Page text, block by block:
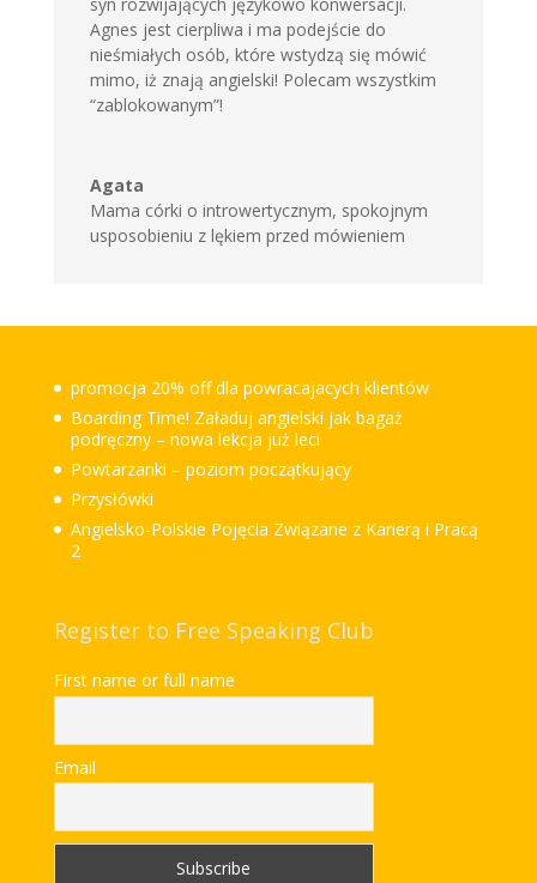
Agnes jest cierpliwa i ma podejście do
nieśmiałych osób, które wstydzą się mówić
mimo, iż znają angielski! Polecam wszystkim
“zablokowanym”!
Agata
Mama córki o introwertycznym, spokojnym
usposobieniu z lękiem przed mówieniem
promocja 20% off dla powracajacych klientów
Boarding Time! Załaduj angielski jak bagaż
podręczny – nowa lekcja już leci
Powtarzanki – poziom początkujący
Przysłówki
Angielsko-Polskie Pojęcia Związane z Karierą i Pracą
2
Register to Free Speaking Club
First name or full name
Email